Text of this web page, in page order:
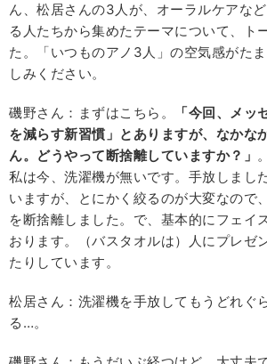
ん、松居さんの3人が、オーラルケアな
る人たちから集めたテーマについて、ト
た。「いつものアノ3人」の空気感がた
しみください。
磯野さん：まずはこちら。
「今回、メッ
を減らす新習慣」とありますが、なかな
ん。どうやって断捨離していますか？」 。
私は今、洗濯機が無いです。手放しまし
いますが、とにかく絞るのが大変なので
を断捨離しました。で、基本的にフェイ
おります。（バスタオルは）人にプレゼ
たりしています。
松居さん：洗濯機を手放してもうどれぐ
る…。